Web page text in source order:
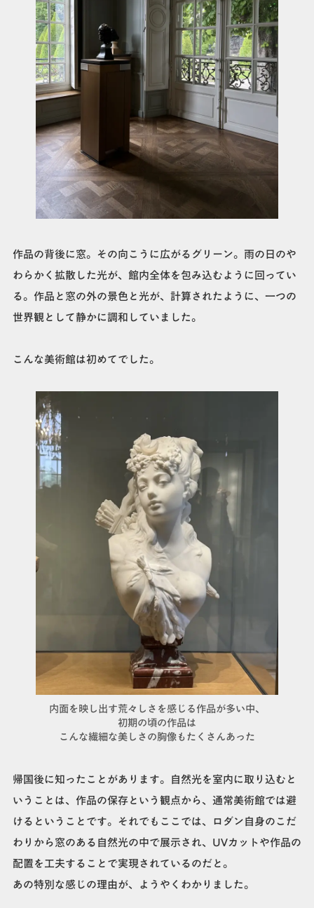
作品の背後に窓。その向こうに広がるグリーン。雨の日のや
わらかく拡散した光が、館内全体を包み込むように回ってい
る。作品と窓の外の景色と光が、計算されたように、一つの
世界観として静かに調和していました。
こんな美術館は初めてでした。
内面を映し出す荒々しさを感じる作品が多い中、
初期の頃の作品は
こんな繊細な美しさの胸像もたくさんあった
帰国後に知ったことがあります。自然光を室内に取り込むと
いうことは、作品の保存という観点から、通常美術館では避
けるということです。それでもここでは、ロダン自身のこだ
わりから窓のある自然光の中で展示され、UVカットや作品の
配置を工夫することで実現されているのだと。
あの特別な感じの理由が、ようやくわかりました。